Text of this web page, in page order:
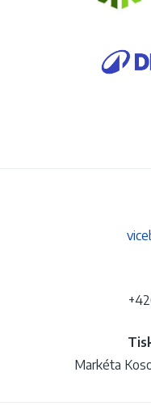
Markéta